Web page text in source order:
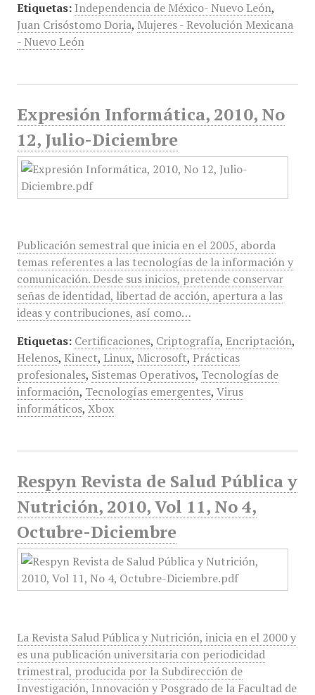
Etiquetas: Independencia de México- Nuevo León,
Juan Crisóstomo Doria, Mujeres - Revolución Mexicana
- Nuevo León
Expresión Informática, 2010, No
12, Julio-Diciembre
Publicación semestral que inicia en el 2005, aborda
temas referentes a las tecnologías de la información y
comunicación. Desde sus inicios, pretende conservar
señas de identidad, libertad de acción, apertura a las
ideas y contribuciones, así como…
Etiquetas: Certificaciones, Criptografía, Encriptación,
Helenos, Kinect, Linux, Microsoft, Prácticas
profesionales, Sistemas Operativos, Tecnologías de
información, Tecnologías emergentes, Virus
informáticos, Xbox
Respyn Revista de Salud Pública y
Nutrición, 2010, Vol 11, No 4,
Octubre-Diciembre
La Revista Salud Pública y Nutrición, inicia en el 2000 y
es una publicación universitaria con periodicidad
trimestral, producida por la Subdirección de
Investigación, Innovación y Posgrado de la Facultad de